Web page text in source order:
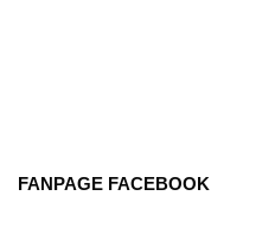
FANPAGE FACEBOOK